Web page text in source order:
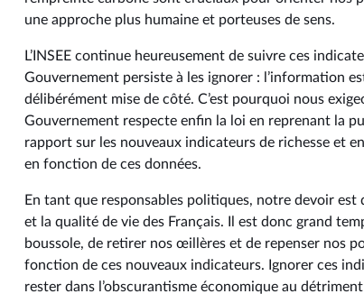
une approche plus humaine et porteuses de sens.
L’INSEE continue heureusement de suivre ces
Gouvernement persiste à les ignorer : l’information
délibérément mise de côté. C’est pourquoi nous
Gouvernement respecte enfin la loi en reprenant la
rapport sur les nouveaux indicateurs de richesse et
en fonction de ces données.
En tant que responsables politiques, notre devoir est
et la qualité de vie des Français. Il est donc grand
boussole, de retirer nos œillères et de repenser nos
fonction de ces nouveaux indicateurs. Ignorer ces
rester dans l’obscurantisme économique au